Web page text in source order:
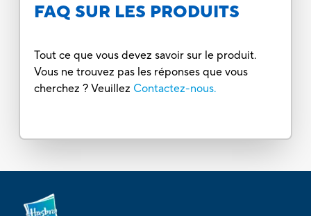
FAQ SUR LES PRODUITS
Tout ce que vous devez savoir sur le produit.
Vous ne trouvez pas les réponses que vous
cherchez ? Veuillez Contactez-nous.